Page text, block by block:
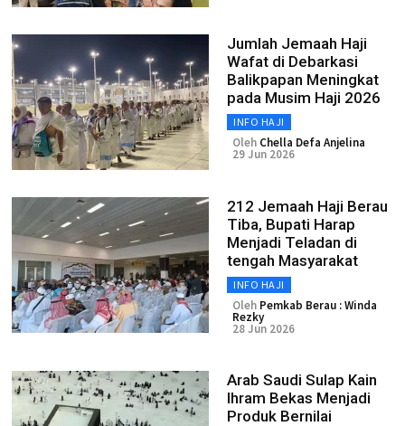
Jumlah Jemaah Haji
Wafat di Debarkasi
Balikpapan Meningkat
pada Musim Haji 2026
INFO HAJI
Oleh Chella Defa Anjelina
29 Jun 2026
212 Jemaah Haji Berau
Tiba, Bupati Harap
Menjadi Teladan di
tengah Masyarakat
INFO HAJI
Oleh Pemkab Berau : Winda
Rezky
28 Jun 2026
Arab Saudi Sulap Kain
Ihram Bekas Menjadi
Produk Bernilai